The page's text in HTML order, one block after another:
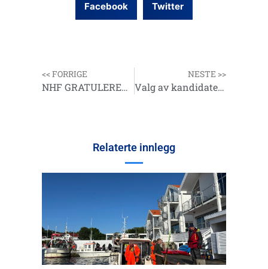
Facebook Twitter
<< FORRIGE
NHF GRATULERER GULLKROKVINNERE 2014
NESTE >>
Valg av kandidater til styret 2015
Relaterte innlegg